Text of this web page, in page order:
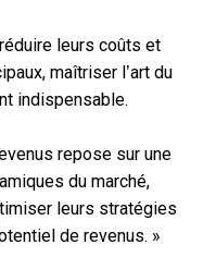
leurs coûts et
maîtriser l’art du
indispensable.
repose sur une
du marché,
leurs stratégies
de revenus. »